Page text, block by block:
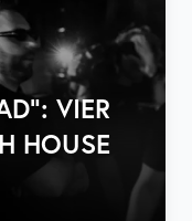
VIER
HOUSE